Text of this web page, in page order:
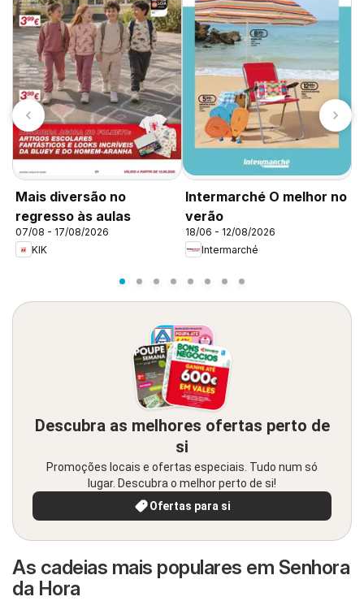
Mais diversão no
regresso às aulas
07/08 - 17/08/2026
KIK
Intermarché O melhor no
verão
18/06 - 12/08/2026
Intermarché
Descubra as melhores ofertas perto de
si
Promoções locais e ofertas especiais. Tudo num só
lugar. Descubra o melhor perto de si!
Ofertas para si
As cadeias mais populares em Senhora
da Hora